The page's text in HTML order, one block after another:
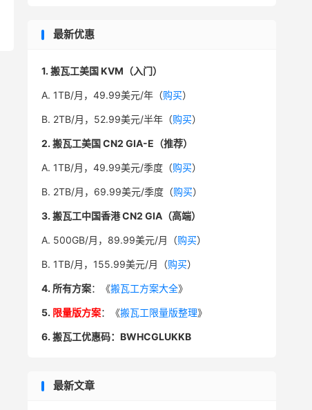
最新优惠
1. 搬瓦工美国 KVM（入门）
A. 1TB/月，49.99美元/年（购买）
B. 2TB/月，52.99美元/半年（购买）
2. 搬瓦工美国 CN2 GIA-E（推荐）
A. 1TB/月，49.99美元/季度（购买）
B. 2TB/月，69.99美元/季度（购买）
3. 搬瓦工中国香港 CN2 GIA（高端）
A. 500GB/月，89.99美元/月（购买）
B. 1TB/月，155.99美元/月（购买）
4. 所有方案：《搬瓦工方案大全》
5. 限量版方案：《搬瓦工限量版整理》
6. 搬瓦工优惠码：BWHCGLUKKB
最新文章